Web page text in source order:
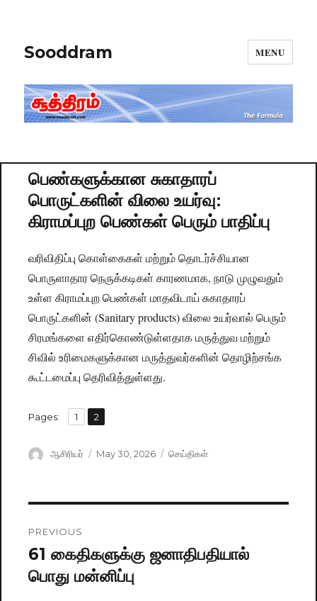
Sooddram MENU
பெண்களுக்கான சுகாதாரப்
பொருட்களின் விலை உயர்வு:
கிராமப்புற பெண்கள் பெரும் பாதிப்பு
வரிவிதிப்பு கொள்கைகள் மற்றும் தொடர்ச்சியான
பொருளாதார நெருக்கடிகள் காரணமாக, நாடு முழுவதும்
உள்ள கிராமப்புற பெண்கள் மாதவிடாய் சுகாதாரப்
பொருட்களின் (Sanitary products) விலை உயர்வால் பெரும்
சிரமங்களை எதிர்கொண்டுள்ளதாக மருத்துவ மற்றும்
சிவில் உரிமைகளுக்கான மருத்துவர்களின் தொழிற்சங்க
கூட்டமைப்பு தெரிவித்துள்ளது.
Pages: Page
1 ,
Page
2
Author
ஆசிரியர்
Posted
May 30, 2026 Categories
செய்திகள்
navigation
PREVIOUS
Previous
post:
61 கைதிகளுக்கு ஜனாதிபதியால்
பொது மன்னிப்பு